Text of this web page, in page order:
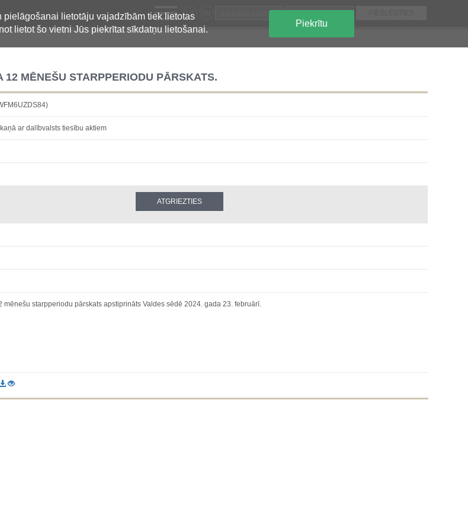
lietotāju vajadzībām tiek lietotas
lietot šo vietni Jūs piekrītat sīkdatņu lietošanai.
Piekrītu
LV
MĒNEŠU STARPPERIODU PĀRSKATS.
ar dalībvalsts tiesību aktiem
mēnešu starpperiodu pārskats apstiprināts Valdes sēdē 2024. gada 23. februārī.